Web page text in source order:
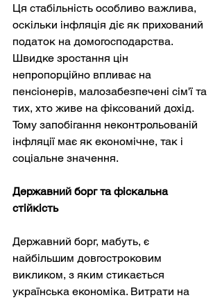
Ця стабільність особливо важлива,
оскільки інфляція діє як прихований
податок на домогосподарства.
Швидке зростання цін
непропорційно впливає на
пенсіонерів, малозабезпечені сім'ї та
тих, хто живе на фіксований дохід.
Тому запобігання неконтрольованій
інфляції має як економічне, так і
соціальне значення.
Державний борг та фіскальна
стійкість
Державний борг, мабуть, є
найбільшим довгостроковим
викликом, з яким стикається
українська економіка. Витрати на